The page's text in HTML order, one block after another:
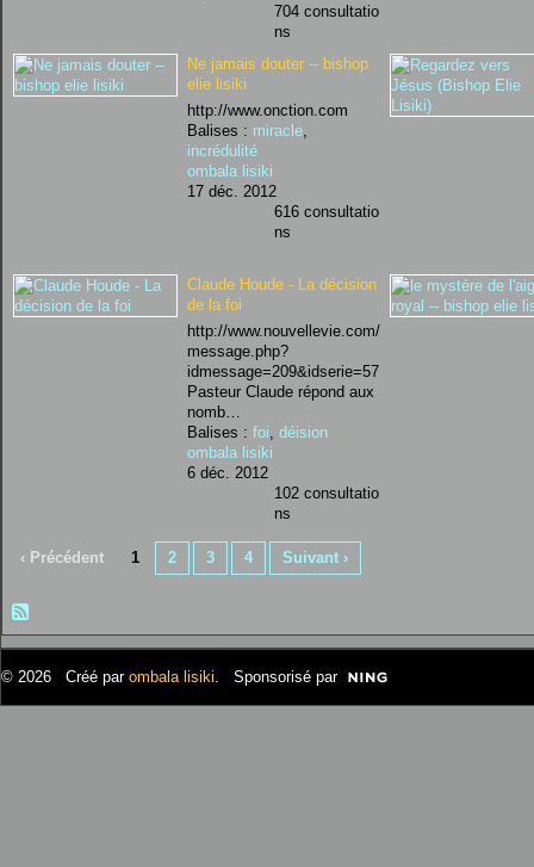
704 consultatio
ns
Ne jamais douter -- bishop
elie lisiki
http://www.onction.com
Balises : miracle,
incrédulité
ombala lisiki
17 déc. 2012
616 consultatio
ns
Claude Houde - La décision
de la foi
http://www.nouvellevie.com/
message.php?
idmessage=209&idserie=57
Pasteur Claude répond aux
nomb…
Balises : foi, déision
ombala lisiki
6 déc. 2012
102 consultatio
ns
‹ Précédent 1 2 3 4 Suivant ›
© 2026 Créé par ombala lisiki. Sponsorisé par